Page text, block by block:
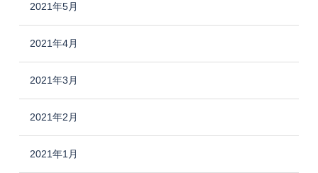
2021年5月
2021年4月
2021年3月
2021年2月
2021年1月